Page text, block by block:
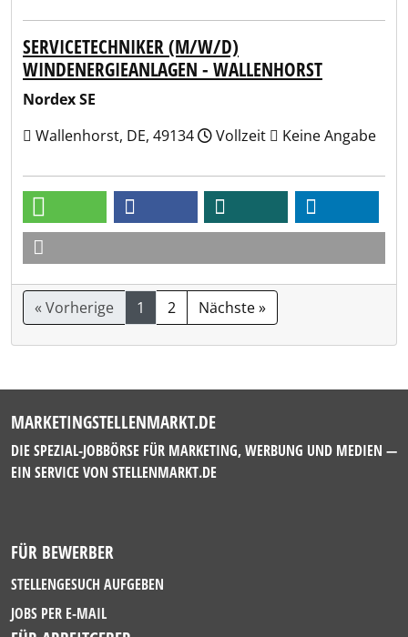
SERVICETECHNIKER (M/W/D)
WINDENERGIEANLAGEN - WALLENHORST
Nordex SE
Wallenhorst, DE, 49134
Vollzeit Keine Angabe
« Vorherige 1 2 Nächste »
MARKETINGSTELLENMARKT.DE
DIE SPEZIAL-JOBBÖRSE FÜR MARKETING, WERBUNG UND MEDIEN —
EIN SERVICE VON STELLENMARKT.DE
FÜR BEWERBER
STELLENGESUCH AUFGEBEN
JOBS PER E-MAIL